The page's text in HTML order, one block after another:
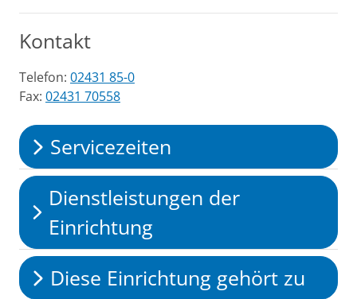
Kontakt
Telefon: 02431 85-0
Fax: 02431 70558
Servicezeiten
Dienstleistungen der
Einrichtung
Diese Einrichtung gehört zu